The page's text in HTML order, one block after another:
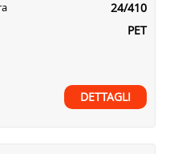
24/410
PET
DETTAGLI